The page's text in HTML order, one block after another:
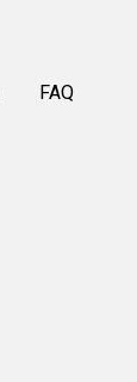
FAQ